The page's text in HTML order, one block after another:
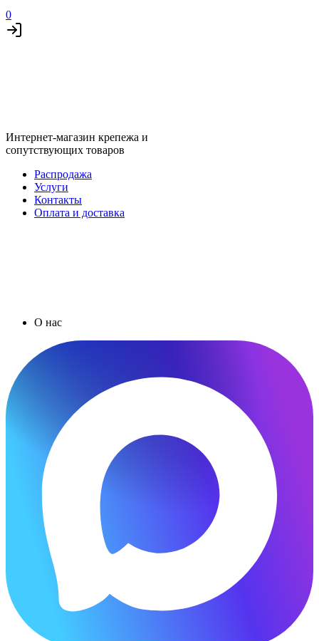
0
Интернет-магазин крепежа и
сопутствующих товаров
Распродажа
Услуги
Контакты
Оплата и доставка
О нас